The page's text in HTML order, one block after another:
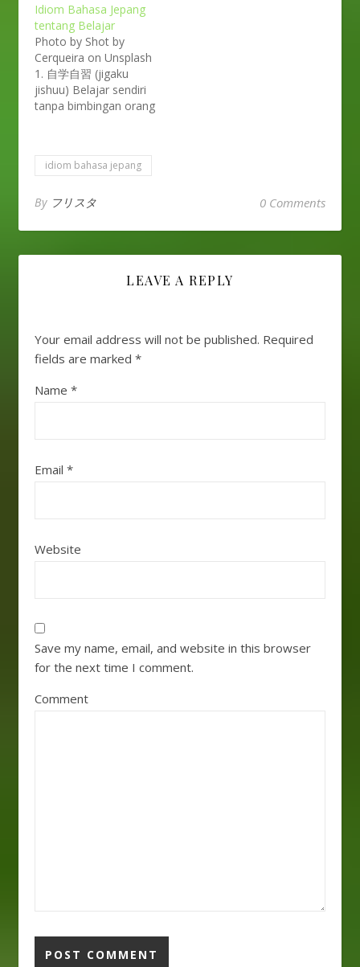
pandaikotoba akan
membagikan idiom
dalam bahasa Jepang
tentang kejujuran.
Photo by Etienne
Boulanger on Unsplash
1. 虚心坦懐（Kyoshin
bahasa Indonesia
idiom ini memiliki arti
Ada…
seseorang yang suka…
Idiom Bahasa Jepang
tentang Belajar
Photo by Shot by
Cerqueira on Unsplash
1. 自学自習 (jigaku
jishuu) Belajar sendiri
tanpa bimbingan orang
artinya belajar
(dokusho hyappen)
akan membuat kita
awalnya kita tidak
seseorang…
idiom bahasa jepang
By フリスタ 0 Comments
LEAVE A REPLY
Your email address will not be published. Required
fields are marked *
Name *
Email *
Website
Save my name, email, and website in this browser
for the next time I comment.
Comment